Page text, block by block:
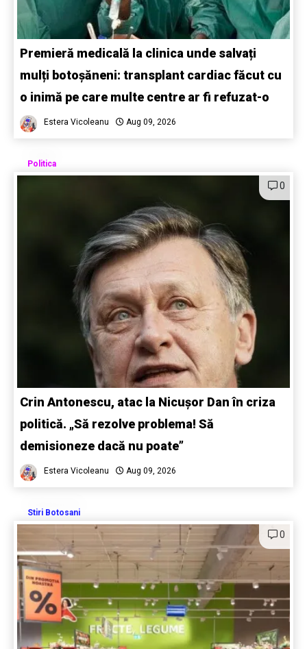
Premieră medicală la clinica unde salvați
mulți botoșăneni: transplant cardiac făcut cu
o inimă pe care multe centre ar fi refuzat-o
Estera Vicoleanu Aug 09, 2026
Politica
0
Crin Antonescu, atac la Nicușor Dan în criza
politică. „Să rezolve problema! Să
demisioneze dacă nu poate”
Estera Vicoleanu Aug 09, 2026
Stiri Botosani
0